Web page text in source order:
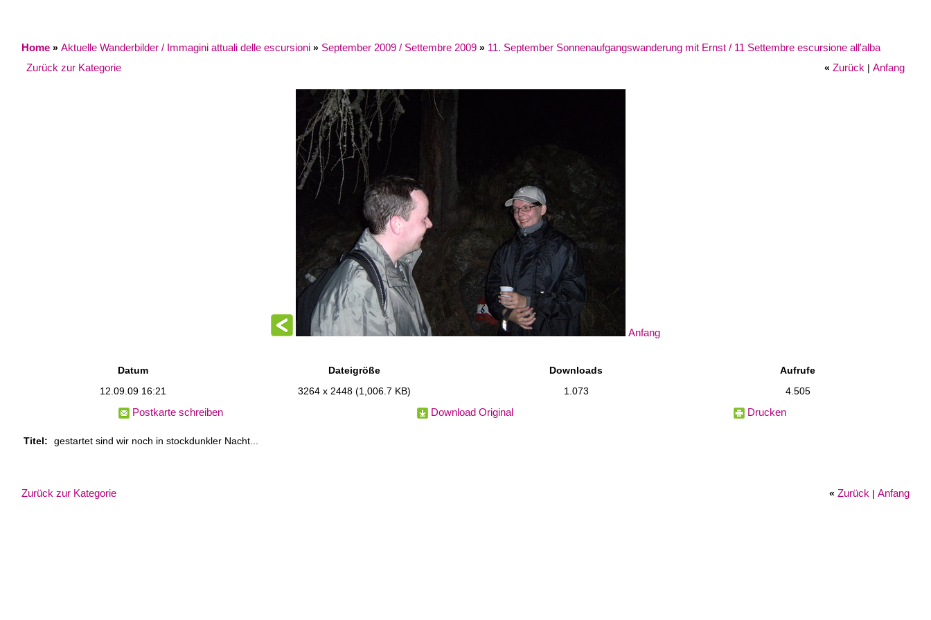
Home » Aktuelle Wanderbilder / Immagini attuali delle escursioni » September 2009 / Settembre 2009 » 11. September Sonnenaufgangswanderung mit Ernst / 11 Settembre escursione all'alba
« Zurück | Anfang
Zurück zur Kategorie
Anfang
Datum Dateigröße Downloads
Aufrufe
12.09.09 16:21
3264 x 2448 (1,006.7 KB) 1.073 4.505
Postkarte schreiben Download Original Drucken
Titel: gestartet sind wir noch in stockdunkler Nacht...
Zurück zur Kategorie « Zurück | Anfang